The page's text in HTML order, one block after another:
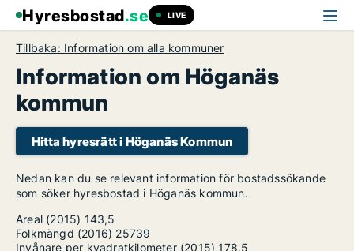
Hyresbostad.se LIVE
Tillbaka: Information om alla kommuner
Information om Höganäs
kommun
Hitta hyresrätt i Höganäs Kommun
Nedan kan du se relevant information för bostadssökande
som söker hyresbostad i Höganäs kommun.
Areal (2015) 143,5
Folkmängd (2016) 25739
Invånare per kvadratkilometer (2015) 178,5